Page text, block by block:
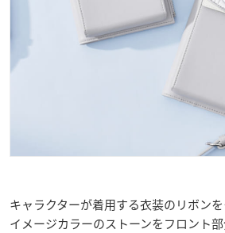
キャラクターが着用する衣装のリボン
イメージカラーのストーンをフロント